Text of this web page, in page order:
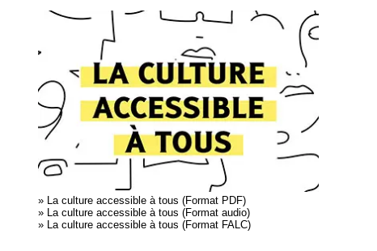
» La culture accessible à tous (Format PDF)
» La culture accessible à tous (Format audio)
» La culture accessible à tous (Format FALC)